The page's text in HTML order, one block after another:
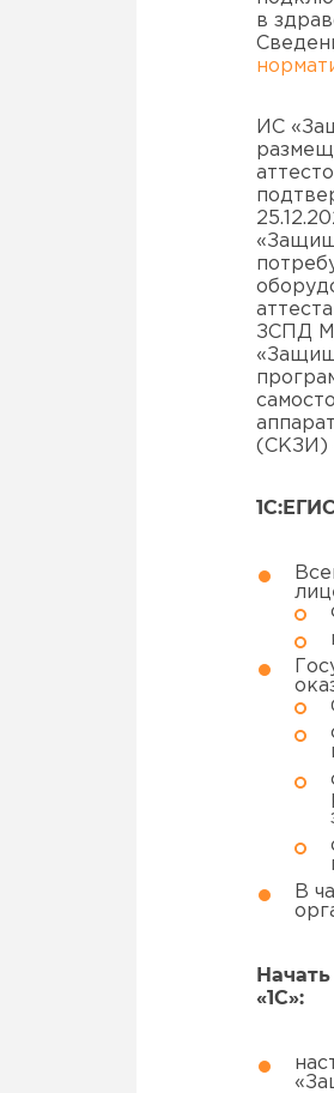
в
ИС
ЗСПД
(СКЗИ)
В
«1С»: